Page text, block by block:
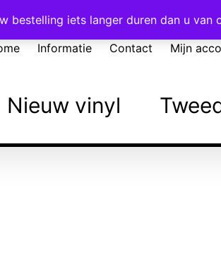
besteld = vandaag verzonden!
Informatie Contact Mijn
Nieuw vinyl
bestelling iets langer duren dan u